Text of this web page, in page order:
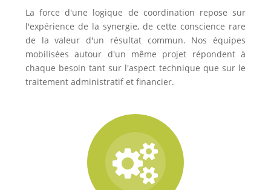
La force d'une logique de coordination repose sur
l'expérience de la synergie, de cette conscience rare
de la valeur d'un résultat commun. Nos équipes
mobilisées autour d'un même projet répondent à
chaque besoin tant sur l'aspect technique que sur le
traitement administratif et financier.